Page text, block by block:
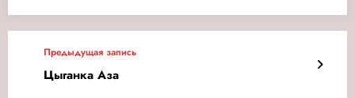
Предыдущая запись
Цыганка Аза